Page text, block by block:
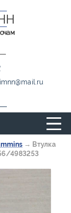
→ Втулка
4983253
@mail.ru